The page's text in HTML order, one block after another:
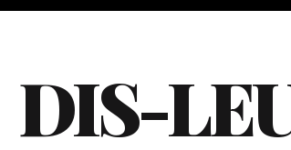
DIS-